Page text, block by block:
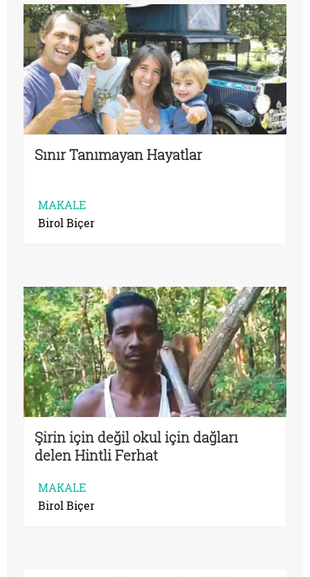
Sınır Tanımayan Hayatlar
MAKALE
Birol Biçer
Şirin için değil okul için dağları
delen Hintli Ferhat
MAKALE
Birol Biçer